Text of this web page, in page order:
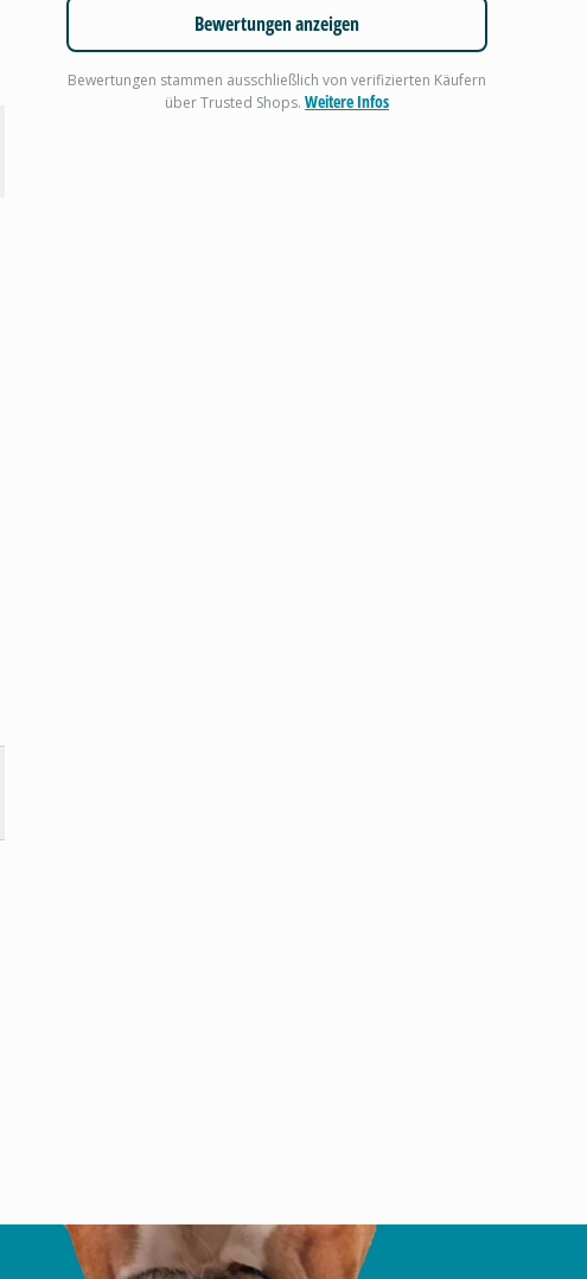
Bewertungen anzeigen
Bewertungen stammen ausschließlich von verifizierten Käufern
über Trusted Shops.Weitere Infos